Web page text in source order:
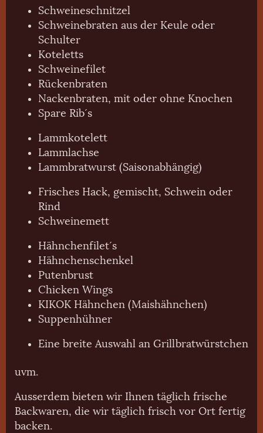
Schweineschnitzel
Schweinebraten aus der Keule oder
Schulter
Koteletts
Schweinefilet
Rückenbraten
Nackenbraten, mit oder ohne Knochen
Spare Rib´s
Lammkotelett
Lammlachse
Lammbratwurst (Saisonabhängig)
Frisches Hack, gemischt, Schwein oder
Rind
Schweinemett
Hähnchenfilet´s
Hähnchenschenkel
Putenbrust
Chicken Wings
KIKOK Hähnchen (Maishähnchen)
Suppenhühner
Eine breite Auswahl an Grillbratwürstchen
uvm.
Ausserdem bieten wir Ihnen täglich frische
Backwaren, die wir täglich frisch vor Ort fertig
backen.